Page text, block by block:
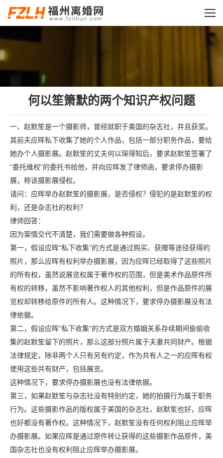
何以笙箫默的两个知识产权问题
一、赵默笙是一个摄影师，曾经就职于美国的杂志社，并且获奖。
其前夫应晖私下收集了她的个人作品，包括一部分职务作品，要给
她办个人摄影展。赵默笙的丈夫何以琛得知后，要求赵默笙签署了
“委托维权”的委托书给他，并向应晖发了律师函，要求停办摄影
展，称该摄影展侵权。
请问：应晖举办赵默笙的摄影展，是否侵权？侵犯的是赵默笙的权
利，还是杂志社的权利？
律师回答：
因为案情交代不清楚，我们需要做各种假设。
第一，假设应晖“私下收集”的方式是通过购买、获赠等途径获得的
照片，那么应晖有权利举办摄影展，因为应晖已经取得了这些照片
的所有权，虽然说展览权属于著作权的范围，但是美术作品原件所
有权的转移，虽然不影响著作权人的其他权利，但是作品原件的展
览权却转移给原件的所有人。这种情况下，要求停办摄影展没有法
律依据。
第二，假设应晖“私下收集”的方式是双方婚姻关系存续期间偷偷收
集的赵默笙留下的照片，那么这部分照片属于夫妻共同财产。根据
法律规定，除非两个人只有另有约定，作为共有人之一的应晖有权
使用这些共有财产，包括展览。
这种情况下，要求停办摄影展也没有法律依据。
第三，如果赵默笙与杂志社没有特别约定，她的拍摄行为属于职务
行为。这些摄影作品的版权属于美国的杂志社，赵默笙也好，应晖
也好都没有著作权。这种情况下，赵默笙没有任何权利阻止应晖举
办摄影展。如果应晖是通过原件转让获得的这些摄影作品原件，美
国杂志社也没有权利阻止应晖举办摄影展。